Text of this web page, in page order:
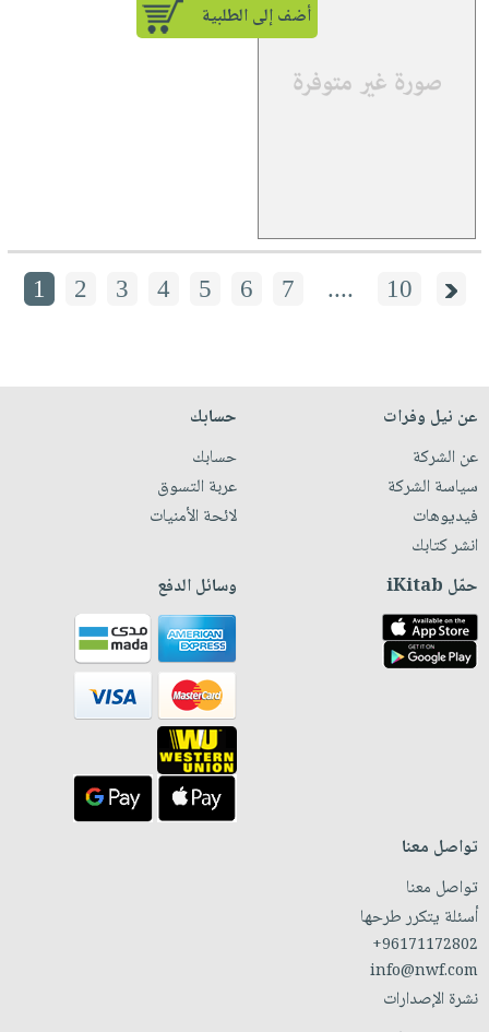
أضف إلى الطلبية
1 2 3 4 5 6 7 .... 10
عن نيل وفرات
عن الشركة
سياسة الشركة
فيديوهات
انشر كتابك
حسابك
حسابك
عربة التسوق
لائحة الأمنيات
حمّل iKitab وسائل الدفع
تواصل معنا
تواصل معنا
أسئلة يتكرر طرحها
+96171172802
info@nwf.com
نشرة الإصدارات